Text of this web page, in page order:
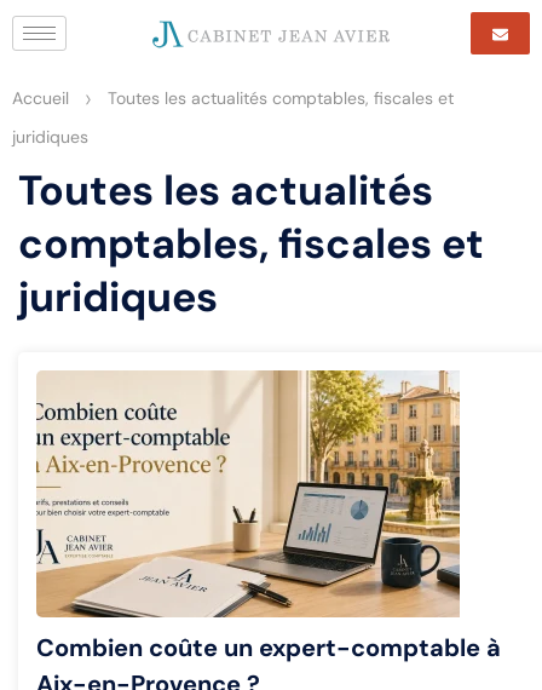
Accueil >
Toutes les actualités comptables, fiscales et
juridiques
Toutes les actualités
comptables, fiscales et
juridiques
Combien coûte un expert-comptable à